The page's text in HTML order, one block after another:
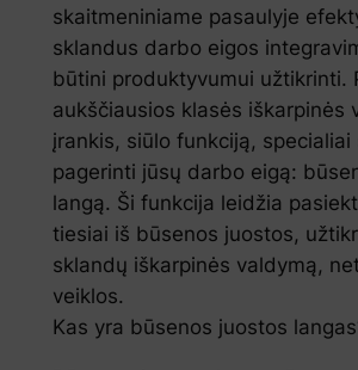
skaitmeniniame pasaulyje
sklandus darbo eigos
būtini produktyvumui užtikrinti.
aukščiausios klasės iškarpinės
įrankis, siūlo funkciją, specialiai
pagerinti jūsų darbo eigą:
langą. Ši funkcija leidžia
tiesiai iš būsenos juostos,
sklandų iškarpinės valdymą,
veiklos.
Kas yra būsenos juostos